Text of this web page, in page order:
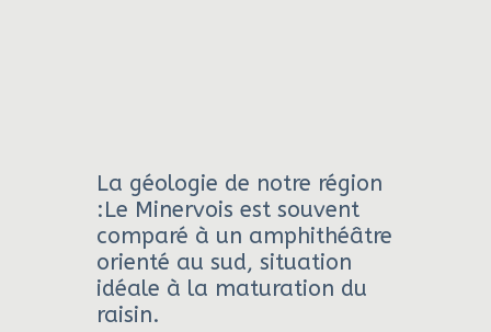
La géologie de notre région
:Le Minervois est souvent
comparé à un amphithéâtre
orienté au sud, situation
idéale à la maturation du
raisin.